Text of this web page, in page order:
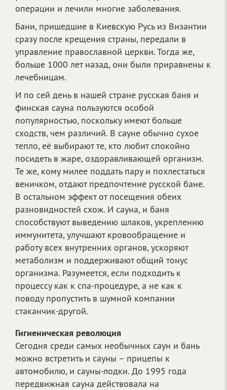
операции и лечили многие заболевания.
Бани, пришедшие в Киевскую Русь из Византии
сразу после крещения страны, передали в
управление православной церкви. Тогда же,
больше 1000 лет назад, они были приравнены к
лечебницам.
И по сей день в нашей стране русская баня и
финская сауна пользуются особой
популярностью, поскольку имеют больше
сходств, чем различий. В сауне обычно сухое
тепло, её выбирают те, кто любит спокойно
посидеть в жаре, оздоравливающей организм.
Те же, кому милее поддать пару и похлестаться
веничком, отдают предпочтение русской бане.
В остальном эффект от посещения обеих
разновидностей схож. И сауна, и баня
способствуют выведению шлаков, укреплению
иммунитета, улучшают кровообращение и
работу всех внутренних органов, ускоряют
метаболизм и поддерживают общий тонус
организма. Разумеется, если подходить к
процессу как к спа-процедуре, а не как к
поводу пропустить в шумной компании
стаканчик-другой.
Гигиеническая революция
Сегодня среди самых необычных саун и бань
можно встретить и сауны – прицепы к
автомобилю, и сауны-лодки. До 1995 года
передвижная сауна действовала на